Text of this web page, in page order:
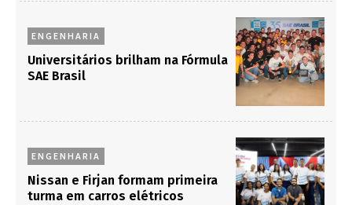
ENGENHARIA
Universitários brilham na Fórmula
SAE Brasil
ENGENHARIA
Nissan e Firjan formam primeira
turma em carros elétricos